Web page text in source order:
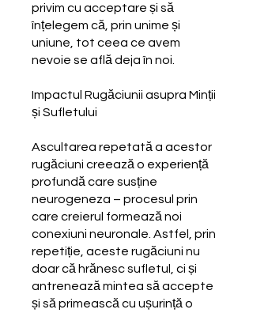
privim cu acceptare și să
înțelegem că, prin unime și
uniune, tot ceea ce avem
nevoie se află deja în noi.
Impactul Rugăciunii asupra Minții
și Sufletului
Ascultarea repetată a acestor
rugăciuni creează o experiență
profundă care susține
neurogeneza – procesul prin
care creierul formează noi
conexiuni neuronale. Astfel, prin
repetiție, aceste rugăciuni nu
doar că hrănesc sufletul, ci și
antrenează mintea să accepte
și să primească cu ușurință o